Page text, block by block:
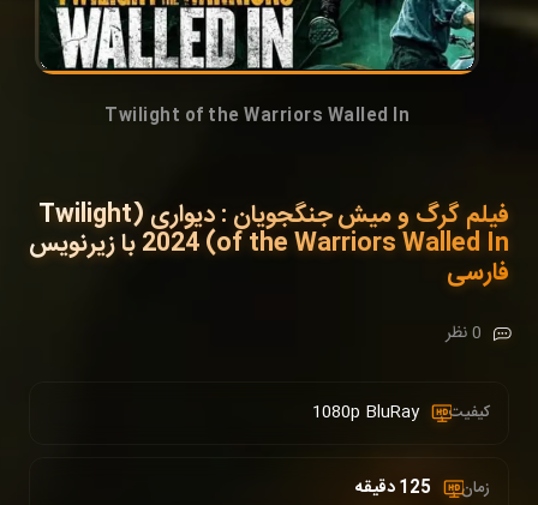
Twilight of the Warriors Walled In
فیلم گرگ و میش جنگجویان : دیواری (Twilight
of the Warriors Walled In) 2024 با زیرنویس
فارسی
0 نظر
کیفیت : 1080p BluRay
زمان : 125 دقیقه